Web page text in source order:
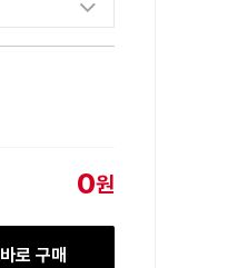
0원
바로 구매